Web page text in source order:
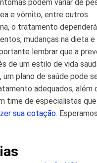
podem variar de
e vômito, entre outros.
o tratamento
mudanças na dieta
lembrar que a
de um estilo de vida
um plano de saúde pode
adequados, além
time de especialistas
sua cotação.